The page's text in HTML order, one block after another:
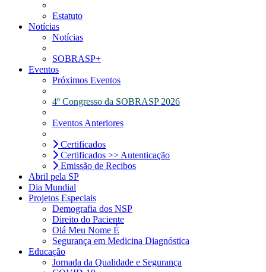
Estatuto
Notícias
Notícias
SOBRASP+
Eventos
Próximos Eventos
4º Congresso da SOBRASP 2026
Eventos Anteriores
Certificados
Certificados >> Autenticação
Emissão de Recibos
Abril pela SP
Dia Mundial
Projetos Especiais
Demografia dos NSP
Direito do Paciente
Olá Meu Nome É
Segurança em Medicina Diagnóstica
Educação
Jornada da Qualidade e Segurança